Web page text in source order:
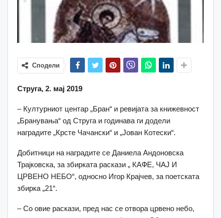
Сподели
Струга, 2. мај 2019
– Културниот центар „Бран“ и ревијата за книжевност
„Бранувања“ од Струга и годинава ги додели
наградите „Крсте Чачански“ и „Јован Котески“.
Добитници на наградите се Даниела Андоновска
Трајковска, за збирката раскази „ КАФЕ, ЧАЈ И
ЦРВЕНО НЕБО“, односно Игор Крајчев, за поетската
збирка „21“.
– Со овие раскази, пред нас се отвора црвено небо,